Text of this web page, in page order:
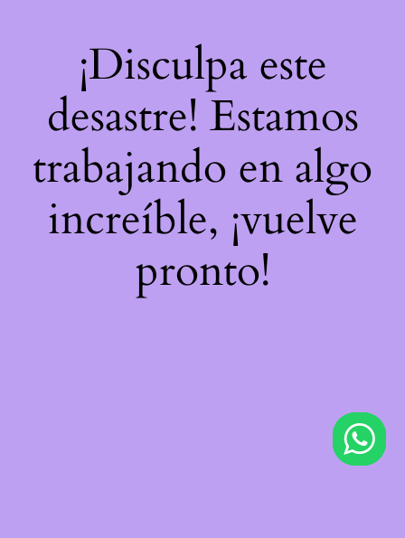
¡Disculpa este
desastre! Estamos
trabajando en algo
increíble, ¡vuelve
pronto!